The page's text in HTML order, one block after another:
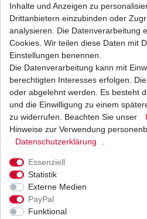
Bremsbacken
UVP 27,29 €
1 Satz
Bremsbeläge
Bremsklötze
UVP 21,00 €
Inhalte und Anzeigen zu
Drittanbietern einzubinden oder
analysieren. Die Datenverarbeitung
Cookies. Wir teilen diese Daten mit
Einstellungen benennen.
Die Datenverarbeitung kann mit
berechtigten Interesses erfolgen.
oder abgelehnt werden. Es besteht
und die Einwilligung zu einem
zu widerrufen. Beachten Sie unser
Hinweise zur Verwendung
Daten­schutz­erklärung
Essenziell
Statistik
Externe Medien
PayPal
Funktional